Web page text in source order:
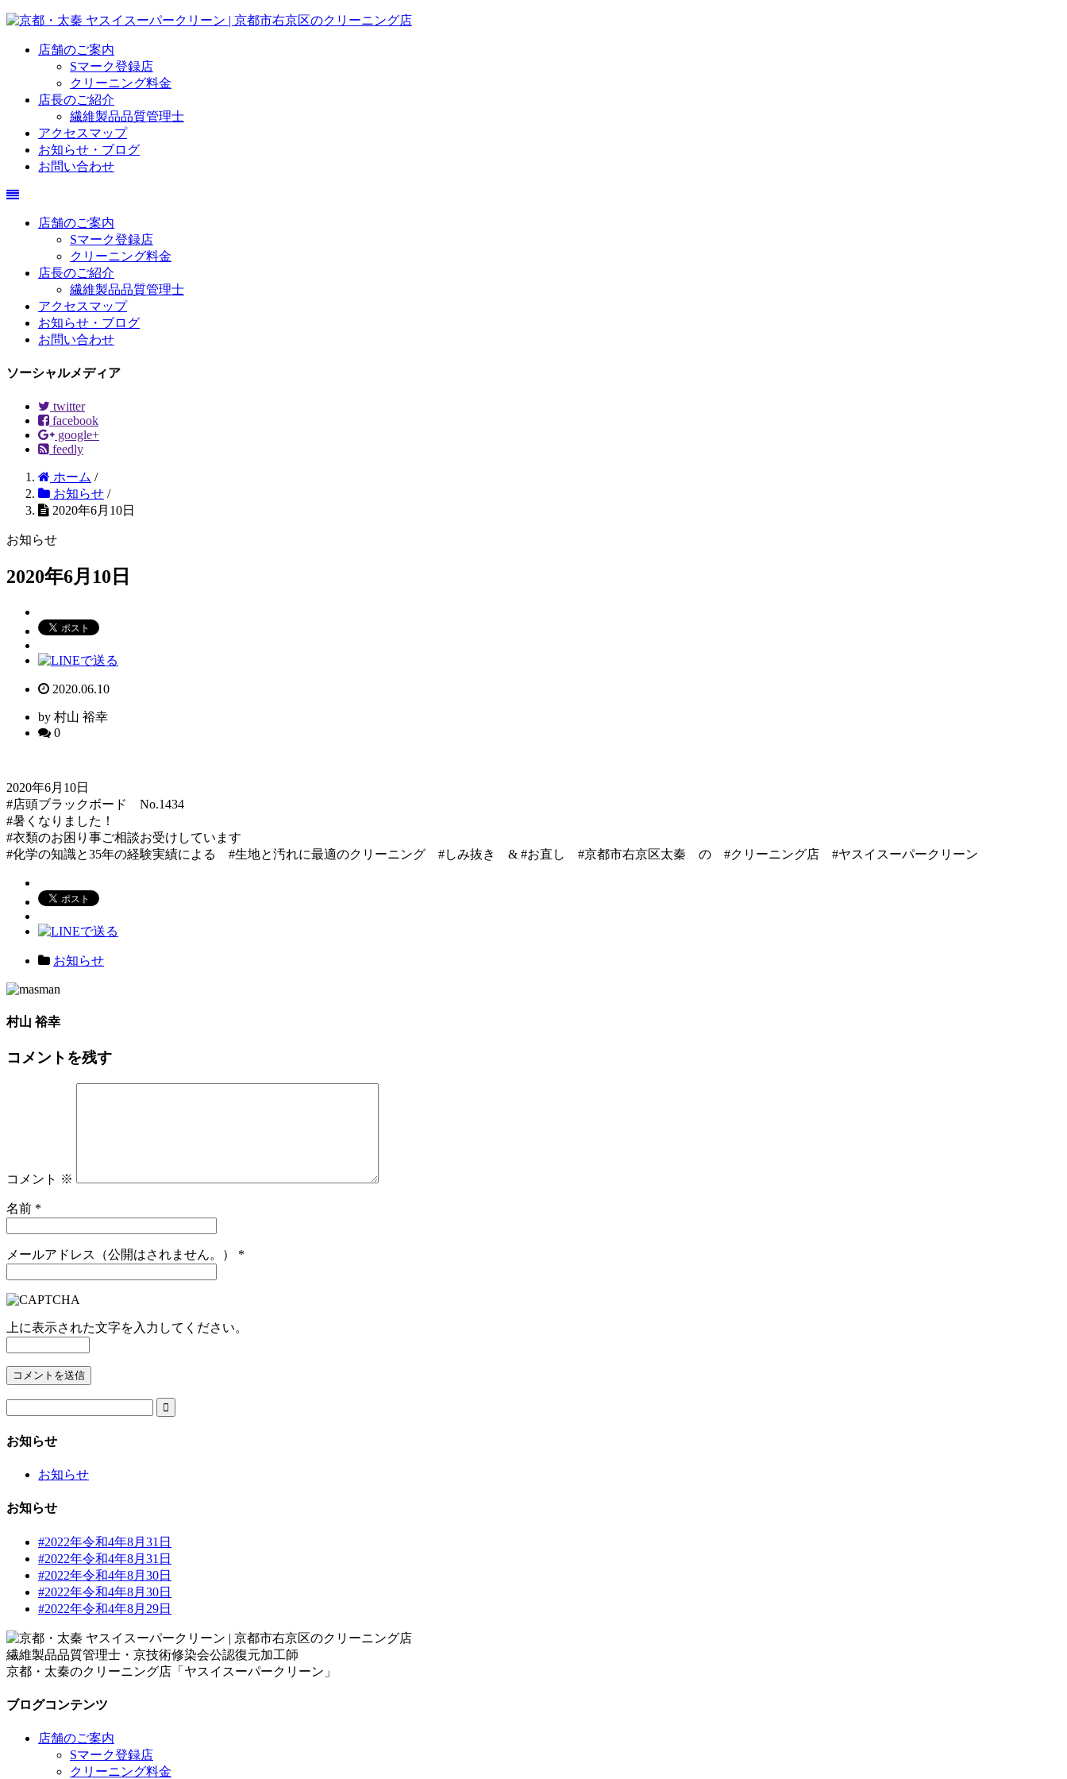
店舗のご案内
Sマーク登録店
クリーニング料金
店長のご紹介
繊維製品品質管理士
アクセスマップ
お知らせ・ブログ
お問い合わせ
店舗のご案内
Sマーク登録店
クリーニング料金
店長のご紹介
繊維製品品質管理士
アクセスマップ
お知らせ・ブログ
お問い合わせ
ソーシャルメディア
twitter
facebook
google+
feedly
ホーム /
お知らせ /
2020年6月10日
お知らせ
2020年6月10日
2020.06.10
by 村山 裕幸
0
2020年6月10日
#店頭ブラックボード No.1434
#暑くなりました！
#衣類のお困り事ご相談お受けしています
#化学の知識と35年の経験実績による #生地と汚れに最適のクリーニング #しみ抜き & #お直し #京都市右京区太秦 の #クリーニング店 #ヤスイスーパークリーン
お知らせ
村山 裕幸
コメントを残す
コメント ※
名前 *
メールアドレス（公開はされません。） *
上に表示された文字を入力してください。

お知らせ
お知らせ
お知らせ
#2022年令和4年8月31日
#2022年令和4年8月31日
#2022年令和4年8月30日
#2022年令和4年8月30日
#2022年令和4年8月29日
繊維製品品質管理士・京技術修染会公認復元加工師
京都・太秦のクリーニング店「ヤスイスーパークリーン」
ブログコンテンツ
店舗のご案内
Sマーク登録店
クリーニング料金